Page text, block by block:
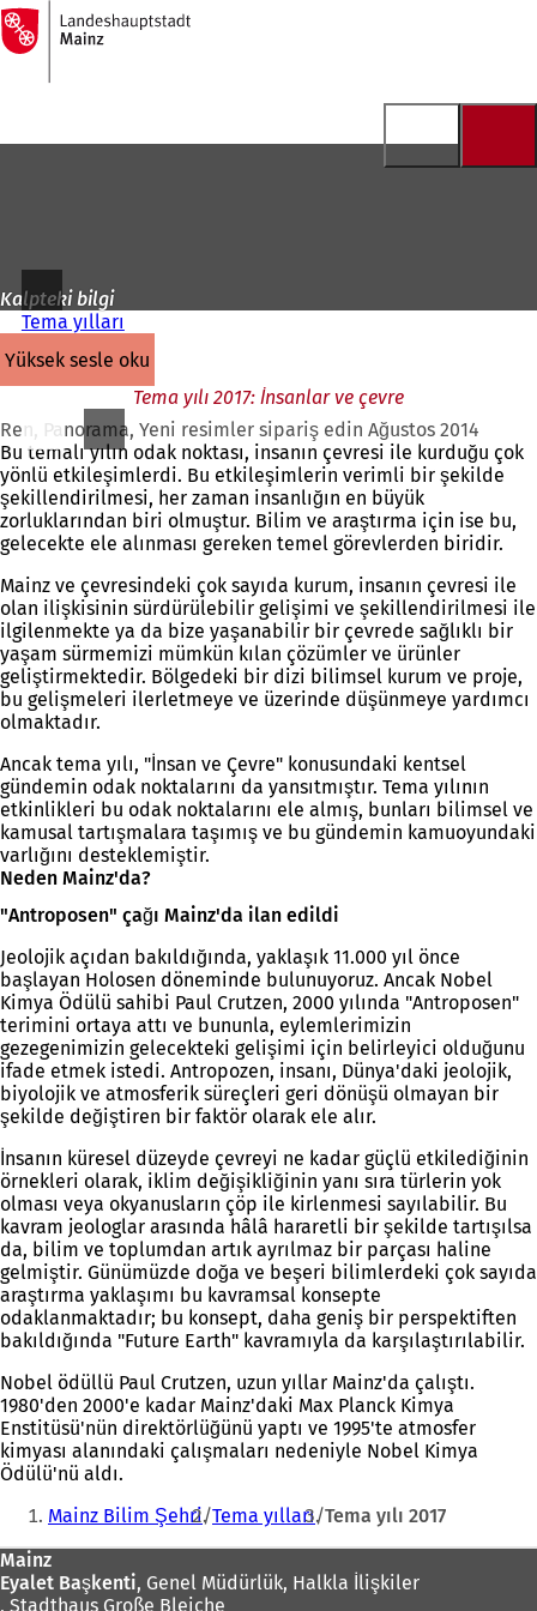
İçeriğe atla
Ana
sayfaya
Kalpteki bilgi
Tema yılları
yüksek sesle oku
Tema yılı 2017: İnsanlar ve çevre
Ren, Panorama, Yeni resimler sipariş edin Ağustos 2014
Bu temalı yılın odak noktası, insanın çevresi ile kurduğu çok
yönlü etkileşimlerdi. Bu etkileşimlerin verimli bir şekilde
şekillendirilmesi, her zaman insanlığın en büyük
zorluklarından biri olmuştur. Bilim ve araştırma için ise bu,
gelecekte ele alınması gereken temel görevlerden biridir.
Mainz ve çevresindeki çok sayıda kurum, insanın çevresi ile
olan ilişkisinin sürdürülebilir gelişimi ve şekillendirilmesi ile
ilgilenmekte ya da bize yaşanabilir bir çevrede sağlıklı bir
yaşam sürmemizi mümkün kılan çözümler ve ürünler
geliştirmektedir. Bölgedeki bir dizi bilimsel kurum ve proje,
bu gelişmeleri ilerletmeye ve üzerinde düşünmeye yardımcı
olmaktadır.
Ancak tema yılı, "İnsan ve Çevre" konusundaki kentsel
gündemin odak noktalarını da yansıtmıştır. Tema yılının
etkinlikleri bu odak noktalarını ele almış, bunları bilimsel ve
kamusal tartışmalara taşımış ve bu gündemin kamuoyundaki
varlığını desteklemiştir.
Neden Mainz'da?
"Antroposen" çağı Mainz'da ilan edildi
Jeolojik açıdan bakıldığında, yaklaşık 11.000 yıl önce
başlayan Holosen döneminde bulunuyoruz. Ancak Nobel
Kimya Ödülü sahibi Paul Crutzen, 2000 yılında "Antroposen"
terimini ortaya attı ve bununla, eylemlerimizin
gezegenimizin gelecekteki gelişimi için belirleyici olduğunu
ifade etmek istedi. Antropozen, insanı, Dünya'daki jeolojik,
biyolojik ve atmosferik süreçleri geri dönüşü olmayan bir
şekilde değiştiren bir faktör olarak ele alır.
İnsanın küresel düzeyde çevreyi ne kadar güçlü etkilediğinin
örnekleri olarak, iklim değişikliğinin yanı sıra türlerin yok
olması veya okyanusların çöp ile kirlenmesi sayılabilir. Bu
kavram jeologlar arasında hâlâ hararetli bir şekilde tartışılsa
da, bilim ve toplumdan artık ayrılmaz bir parçası haline
gelmiştir. Günümüzde doğa ve beşeri bilimlerdeki çok sayıda
araştırma yaklaşımı bu kavramsal konsepte
odaklanmaktadır; bu konsept, daha geniş bir perspektiften
bakıldığında "Future Earth" kavramıyla da karşılaştırılabilir.
Nobel ödüllü Paul Crutzen, uzun yıllar Mainz'da çalıştı.
1980'den 2000'e kadar Mainz'daki Max Planck Kimya
Enstitüsü'nün direktörlüğünü yaptı ve 1995'te atmosfer
kimyası alanındaki çalışmaları nedeniyle Nobel Kimya
Ödülü'nü aldı.
Buradasınız:
Mainz Bilim Şehri Tema yılları Tema yılı 2017
Ayak
bölgesi
Mainz
Eyalet Başkenti, Genel Müdürlük, Halkla İlişkiler
, Stadthaus Große Bleiche